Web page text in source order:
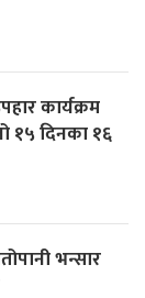
कार्यक्रम
१५ दिनका १६
भन्सार